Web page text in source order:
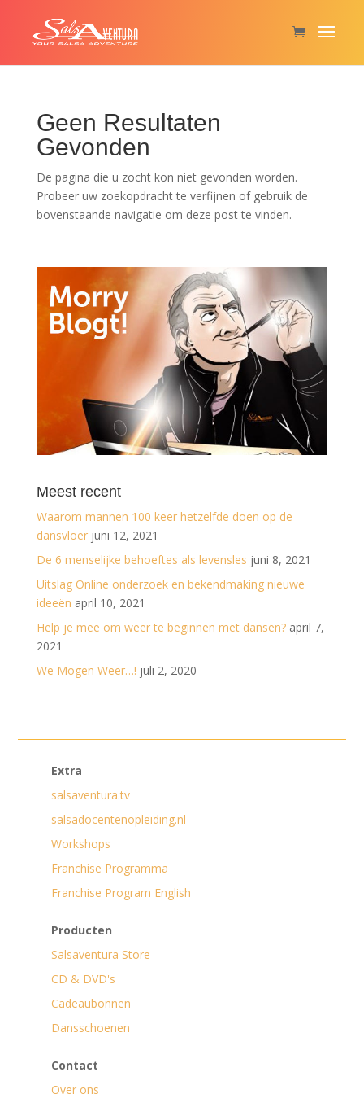
Geen Resultaten
Gevonden
De pagina die u zocht kon niet gevonden worden.
Probeer uw zoekopdracht te verfijnen of gebruik de
bovenstaande navigatie om deze post te vinden.
Meest recent
Waarom mannen 100 keer hetzelfde doen op de
dansvloer juni 12, 2021
De 6 menselijke behoeftes als levensles juni 8, 2021
Uitslag Online onderzoek en bekendmaking nieuwe
ideeën april 10, 2021
Help je mee om weer te beginnen met dansen? april 7,
2021
We Mogen Weer…! juli 2, 2020
Extra
salsaventura.tv
salsadocentenopleiding.nl
Workshops
Franchise Programma
Franchise Program English
Producten
Salsaventura Store
CD & DVD's
Cadeaubonnen
Dansschoenen
Contact
Over ons